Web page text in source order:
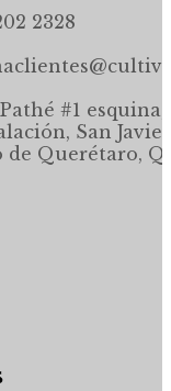
2328
#1 esquina,
San
de Querétaro,